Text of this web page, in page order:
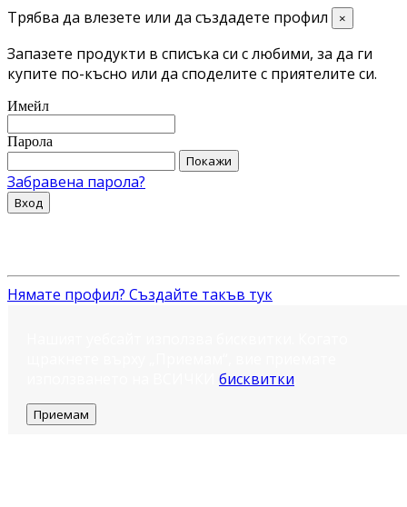
Трябва да влезете или да създадете профил ×
Запазете продукти в списъка си с любими, за да ги
купите по-късно или да споделите с приятелите си.
Имейл
Парола
Покажи
Забравена парола?
Вход
Нямате профил? Създайте такъв тук
бисквитки
Приемам